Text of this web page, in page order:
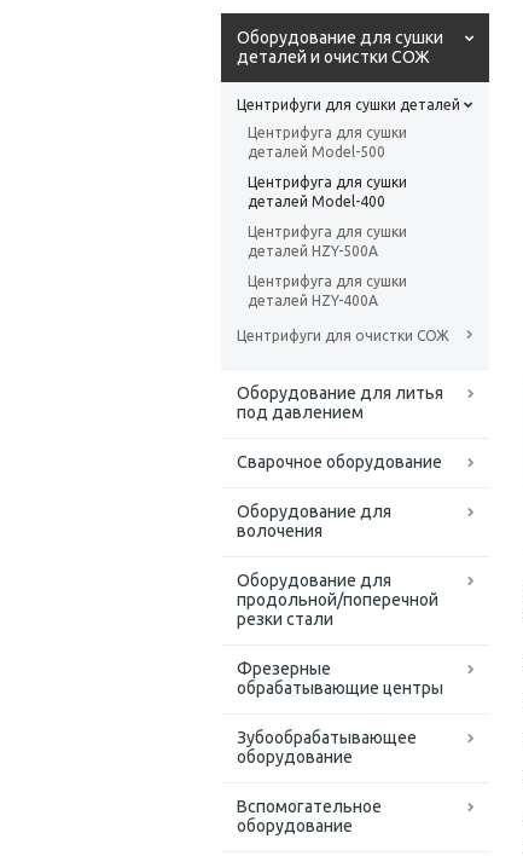
Оборудование для сушки
деталей и очистки СОЖ
Центрифуги для сушки деталей
Центрифуга для сушки
деталей Model-500
Центрифуга для сушки
деталей Model-400
Центрифуга для сушки
деталей HZY-500A
Центрифуга для сушки
деталей HZY-400A
Центрифуги для очистки СОЖ
Оборудование для литья
под давлением
Сварочное оборудование
Оборудование для
волочения
Оборудование для
продольной/поперечной
резки стали
Фрезерные
обрабатывающие центры
Зубообрабатывающее
оборудование
Вспомогательное
оборудование